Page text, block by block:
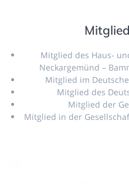
Mitglied des Haus-
Neckargemünd –
Mitglied im
Mitglied des
Mitglied der
Mitglied in der